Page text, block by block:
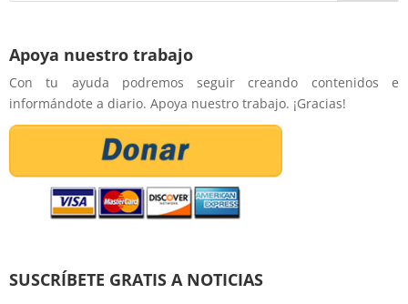
Apoya nuestro trabajo
Con tu ayuda podremos seguir creando contenidos e
informándote a diario. Apoya nuestro trabajo. ¡Gracias!
SUSCRÍBETE GRATIS A NOTICIAS